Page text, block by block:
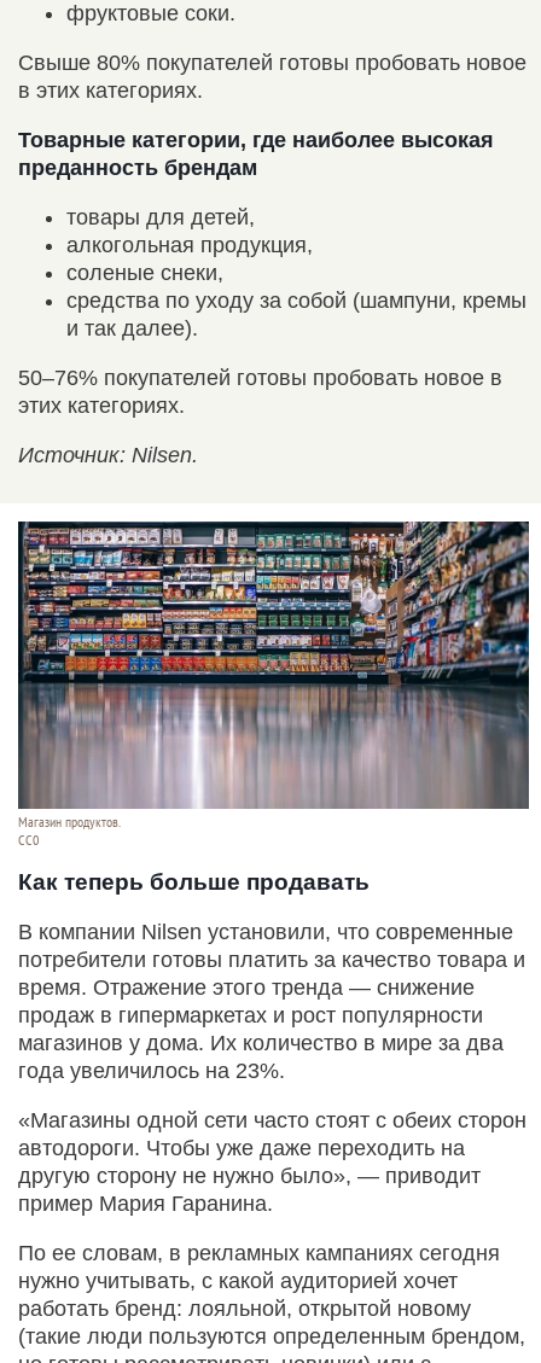
фруктовые соки.
Cвыше 80% покупателей готовы пробовать новое
в этих категориях.
Товарные категории, где наиболее высокая
преданность брендам
товары для детей,
алкогольная продукция,
соленые снеки,
средства по уходу за собой (шампуни, кремы
и так далее).
50–76% покупателей готовы пробовать новое в
этих категориях.
Источник: Nilsen.
Магазин продуктов.
СС0
Как теперь больше продавать
В компании Nilsen установили, что современные
потребители готовы платить за качество товара и
время. Отражение этого тренда — снижение
продаж в гипермаркетах и рост популярности
магазинов у дома. Их количество в мире за два
года увеличилось на 23%.
«Магазины одной сети часто стоят с обеих сторон
автодороги. Чтобы уже даже переходить на
другую сторону не нужно было», — приводит
пример Мария Гаранина.
По ее словам, в рекламных кампаниях сегодня
нужно учитывать, с какой аудиторией хочет
работать бренд: лояльной, открытой новому
(такие люди пользуются определенным брендом,